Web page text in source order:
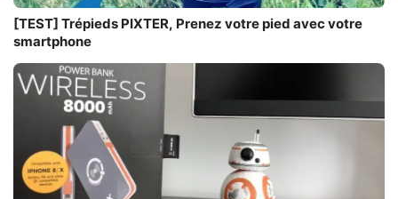
[TEST] Trépieds PIXTER, Prenez votre pied avec votre
smartphone